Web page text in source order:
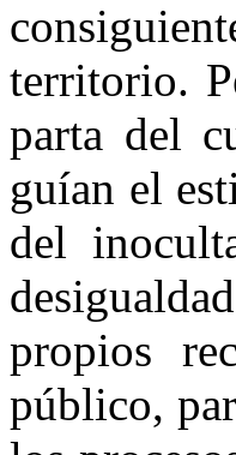
territorio.
parta del
guían el
del
propios
público,